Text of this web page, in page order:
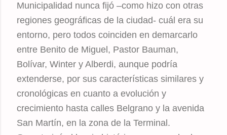
Municipalidad nunca fijó –como hizo con otras
regiones geográficas de la ciudad- cuál era su
entorno, pero todos coinciden en demarcarlo
entre Benito de Miguel, Pastor Bauman,
Bolívar, Winter y Alberdi, aunque podría
extenderse, por sus características similares y
cronológicas en cuanto a evolución y
crecimiento hasta calles Belgrano y la avenida
San Martín, en la zona de la Terminal.